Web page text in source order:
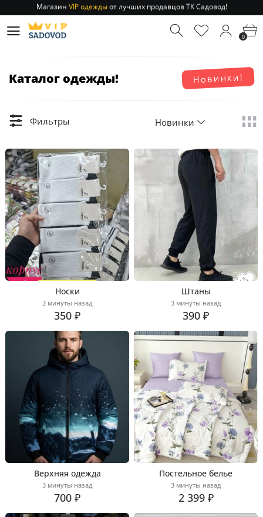
Отправление заказа 1-3 дняпо РФ и МСК!
Магазин
от лучших продавцов ТК Садовод!
0
Новинки!
Каталог одежды!
Фильтры Новинки
Носки
2 минуты назад
350 ₽
Штаны
3 минуты назад
390 ₽
Верхняя одежда
3 минуты назад
700 ₽
Постельное белье
3 минуты назад
2 399 ₽